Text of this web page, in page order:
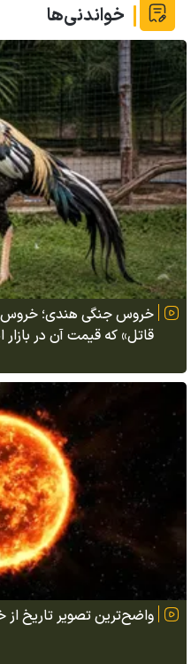
خواندنی‌ها
قاتل» که قیمت آن در بازار ایران ۲۰۰ میلیون
واضح‌ترین تصویر تاریخ